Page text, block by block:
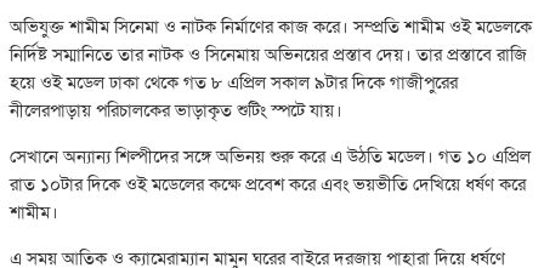
অভিযুক্ত শামীম সিনেমা ও নাটক নির্মাণের কাজ করে। সম্প্রতি শামীম ওই মডেলকে
নির্দিষ্ট সম্মানিতে তার নাটক ও সিনেমায় অভিনয়ের প্রস্তাব দেয়। তার প্রস্তাবে রাজি
হয়ে ওই মডেল ঢাকা থেকে গত ৮ এপ্রিল সকাল ৯টার দিকে গাজীপুরের
নীলেরপাড়ায় পরিচালকের ভাড়াকৃত শুটিং স্পটে যায়।
সেখানে অন্যান্য শিল্পীদের সঙ্গে অভিনয় শুরু করে এ উঠতি মডেল। গত ১০ এপ্রিল
রাত ১০টার দিকে ওই মডেলের কক্ষে প্রবেশ করে এবং ভয়ভীতি দেখিয়ে ধর্ষণ করে
শামীম।
এ সময় আতিক ও ক্যামেরাম্যান মামুন ঘরের বাইরে দরজায় পাহারা দিয়ে ধর্ষণে